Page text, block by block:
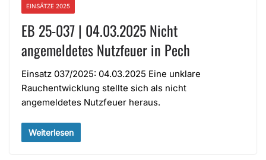
EINSÄTZE 2025
EB 25-037 | 04.03.2025 Nicht
angemeldetes Nutzfeuer in Pech
Einsatz 037/2025: 04.03.2025 Eine unklare
Rauchentwicklung stellte sich als nicht
angemeldetes Nutzfeuer heraus.
Weiterlesen